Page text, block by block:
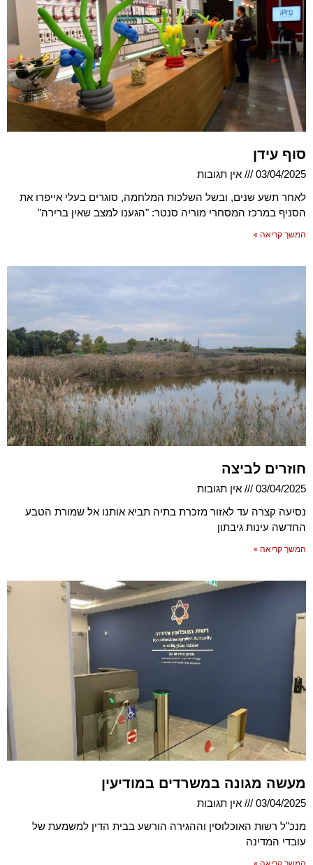
סוף עידן
03/04/2025
אין תגובות
לאחר תשע שנים, ובשל השלכות המלחמה, סוגרים בעלי אייפרו את
הסניף במרכז המסחרי מוריה סנטר: "הגענו למצב שאין ברירה"
המשך קריאה »
חוזרים לביצה
03/04/2025
אין תגובות
נסיעה קצרה עד לאזור מזכרת בתיה תביא אותנו אל שמורת הטבע
החדשה עינות גיבתון
המשך קריאה »
מעשה מגונה במשרדים במודיעין
03/04/2025
אין תגובות
מנכ"ל רשות האוכלוסין וההגירה הורשע בבית הדין למשמעת של
עובדי המדינה